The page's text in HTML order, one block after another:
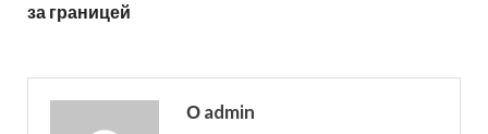
за границей
О admin